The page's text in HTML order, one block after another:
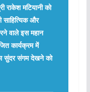
मटियानी को
साहित्यिक और
वाले इस महान
कार्यक्रम में
सुंदर संगम देखने को